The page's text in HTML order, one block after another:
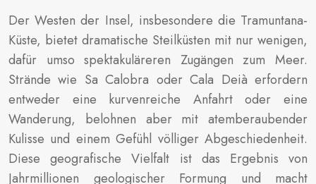
Der Westen der Insel, insbesondere die Tramuntana-
Küste, bietet dramatische Steilküsten mit nur wenigen,
dafür umso spektakuläreren Zugängen zum Meer.
Strände wie Sa Calobra oder Cala Deià erfordern
entweder eine kurvenreiche Anfahrt oder eine
Wanderung, belohnen aber mit atemberaubender
Kulisse und einem Gefühl völliger Abgeschiedenheit.
Diese geografische Vielfalt ist das Ergebnis von
Jahrmillionen geologischer Formung und macht